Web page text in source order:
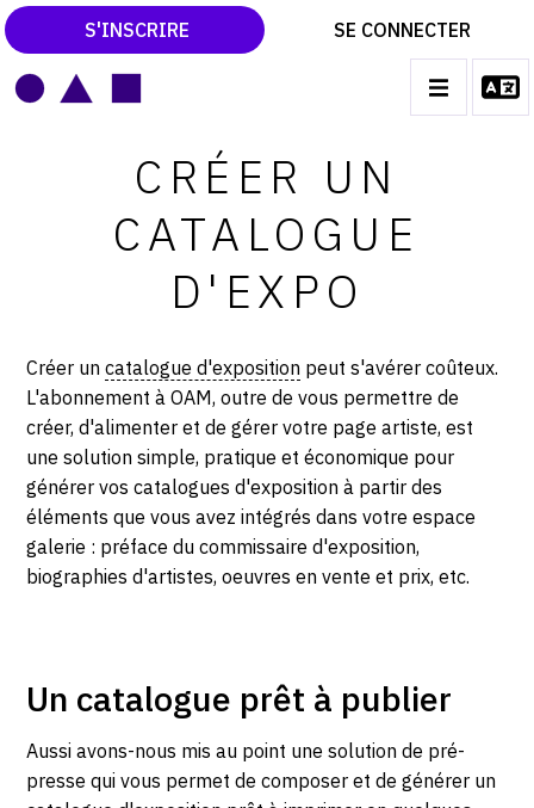
S'INSCRIRE SE CONNECTER
CATALOGUES RAISONNÉS
LES EXPOSITIONS
LES VERNISSAGES
ACTUALITÉS DU MONDE DE L'ART
LIBRAIRIE : LIVRES & CATALOGUES
LEXIQUE ARTISTIQUE
SERVICES
CRÉER SON SITE ARTISTE
CRÉER SON CATALOGUE D'EXPO
CRÉER UN
CATALOGUE
D'EXPO
Créer uncatalogue d'exposition peut s'avérer coûteux.
L'abonnement à OAM, outre de vous permettre de
créer, d'alimenter et de gérer votre page artiste, est
une solution simple, pratique et économique pour
générer vos catalogues d'exposition à partir des
éléments que vous avez intégrés dans votre espace
galerie : préface du commissaire d'exposition,
biographies d'artistes, oeuvres en vente et prix, etc.
Un catalogue prêt à publier
Aussi avons-nous mis au point une solution de pré-
presse qui vous permet de composer et de générer un